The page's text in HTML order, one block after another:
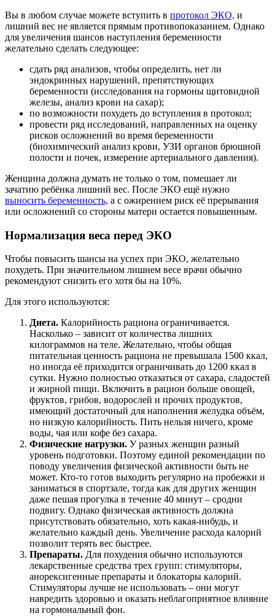
Вы в любом случае можете вступить в протокол ЭКО, и
лишний вес не является прямым противопоказанием. Однако
для увеличения шансов наступления беременности
желательно сделать следующее:
сдать ряд анализов, чтобы определить, нет ли
эндокринных нарушений, препятствующих
беременности (исследования на гормоны щитовидной
железы, анализ крови на сахар);
по возможности похудеть до вступления в протокол;
провести ряд исследований, направленных на оценку
рисков осложнений во время беременности
(биохимический анализ крови, УЗИ органов брюшной
полости и почек, измерение артериального давления).
Женщина должна думать не только о том, помешает ли
зачатию ребёнка лишний вес. После ЭКО ещё нужно
выносить беременность, а с ожирением риск её прерывания
или осложнений со стороны матери остается повышенным.
Нормализация веса перед ЭКО
Чтобы повысить шансы на успех при ЭКО, желательно
похудеть. При значительном лишнем весе врачи обычно
рекомендуют снизить его хотя бы на 10%.
Для этого используются:
Диета. Калорийность рациона ограничивается.
Насколько – зависит от количества лишних
килограммов на теле. Желательно, чтобы общая
питательная ценность рациона не превышала 1500 ккал,
но иногда её приходится ограничивать до 1200 ккал в
сутки. Нужно полностью отказаться от сахара, сладостей
и жирной пищи. Включить в рацион больше овощей,
фруктов, грибов, водорослей и прочих продуктов,
имеющий достаточный для наполнения желудка объём,
но низкую калорийность. Пить нельзя ничего, кроме
воды, чая или кофе без сахара.
Физические нагрузки. У разных женщин разный
уровень подготовки. Поэтому единой рекомендации по
поводу увеличения физической активности быть не
может. Кто-то готов выходить регулярно на пробежки и
заниматься в спортзале, тогда как для других женщин
даже пешая прогулка в течение 40 минут – сродни
подвигу. Однако физическая активность должна
присутствовать обязательно, хоть какая-нибудь, и
желательно каждый день. Увеличение расхода калорий
позволит терять вес быстрее.
Препараты. Для похудения обычно используются
лекарственные средства трех групп: стимуляторы,
анорексигенные препараты и блокаторы калорий.
Стимуляторы лучше не использовать – они могут
навредить здоровью и оказать неблагоприятное влияние
на гормональный фон.